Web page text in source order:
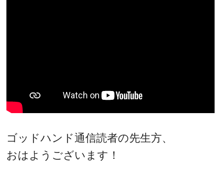
ゴッドハンド通信読者の先生方、
おはようございます！